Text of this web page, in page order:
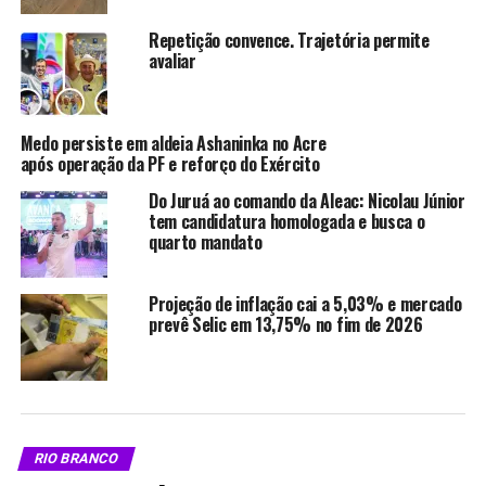
Telegram
Relacionado
abertas e provas
confirmadas em Rio Branco
Repetição convence. Trajetória permite
avaliar
Medo persiste em aldeia Ashaninka no Acre
após operação da PF e reforço do Exército
Do Juruá ao comando da Aleac: Nicolau Júnior
tem candidatura homologada e busca o
quarto mandato
Projeção de inflação cai a 5,03% e mercado
prevê Selic em 13,75% no fim de 2026
RIO BRANCO